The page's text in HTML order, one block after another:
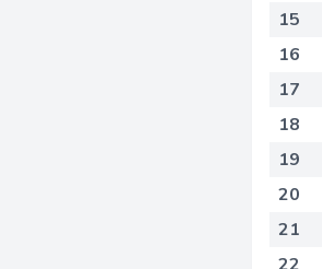
15
16
17
18
19
20
21